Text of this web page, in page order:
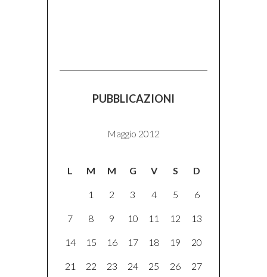
PUBBLICAZIONI
Maggio 2012
L M M G V S D
1 2 3 4 5 6
7 8 9 10 11 12 13
14 15 16 17 18 19 20
21 22 23 24 25 26 27